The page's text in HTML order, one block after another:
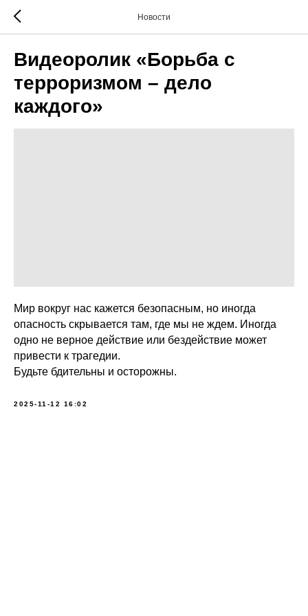
Новости
Видеоролик «Борьба с
терроризмом – дело
каждого»
Мир вокруг нас кажется безопасным, но иногда
опасность скрывается там, где мы не ждем. Иногда
одно не верное действие или бездействие может
привести к трагедии.
Будьте бдительны и осторожны.
2025-11-12 16:02